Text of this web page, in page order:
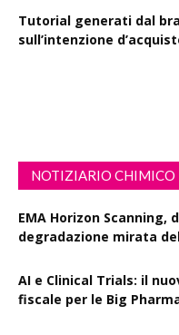
Tutorial generati dal
sull’intenzione
NOTIZIARIO CHIMICO
EMA Horizon Scanning,
degradazione mirata
AI e Clinical Trials: il
fiscale per le Big Pharma